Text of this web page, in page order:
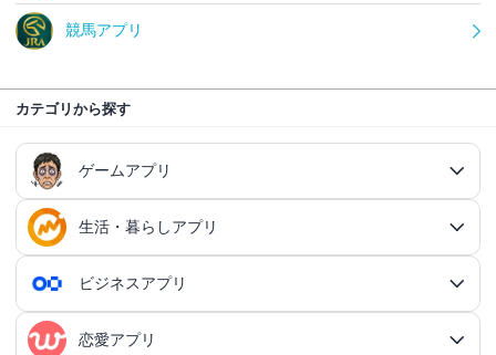
競馬アプリ
カテゴリから探す
ゲームアプリ
ゲームアプリ総合
RPGアプリ
RPGアプリ総合
アクションゲームアプリ
生活・暮らしアプリ
生活・暮らしアプリ総合
ファイナンスアプリ
ビジネスアプリ
ビジネスアプリ総合
恋愛アプリ